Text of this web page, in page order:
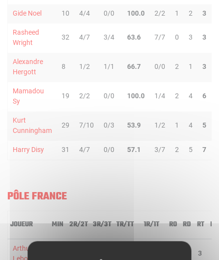
Gide Noel 10 4/4 0/0 100.0 2/2 1 2 3
Rasheed
Wright
32 4/7 3/4 63.6 7/7 0 3 3
Alexandre
Hergott
8 1/2 1/1 66.7 0/0 2 1 3
Mamadou
Sy
19 2/2 0/0 100.0 1/4 2 4 6
Kurt
Cunningham
29 7/10 0/3 53.9 1/2 1 4 5
Harry Disy 31 4/7 0/0 57.1 3/7 2 5 7
PÔLE FRANCE
JOUEUR MIN 2R/2T 3R/3T TR/TT 1R/1T RO RD RT PD
Arthur
3